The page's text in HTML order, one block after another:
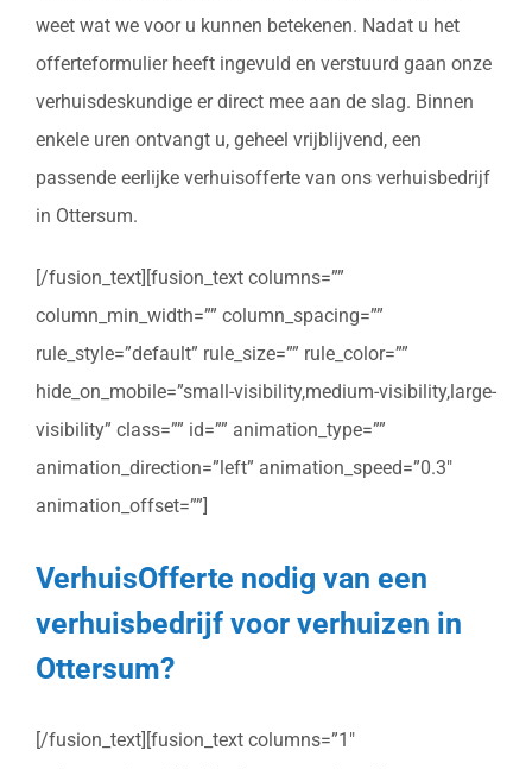
weet wat we voor u kunnen betekenen. Nadat u het
offerteformulier heeft ingevuld en verstuurd gaan onze
verhuisdeskundige er direct mee aan de slag. Binnen
enkele uren ontvangt u, geheel vrijblijvend, een
passende eerlijke verhuisofferte van ons verhuisbedrijf
in Ottersum.
[/fusion_text][fusion_text columns=””
column_min_width=”” column_spacing=””
rule_style=”default” rule_size=”” rule_color=””
hide_on_mobile=”small-visibility,medium-visibility,large-
visibility” class=”” id=”” animation_type=””
animation_direction=”left” animation_speed=”0.3″
animation_offset=””]
VerhuisOfferte nodig van een
verhuisbedrijf voor verhuizen in
Ottersum?
[/fusion_text][fusion_text columns=”1″